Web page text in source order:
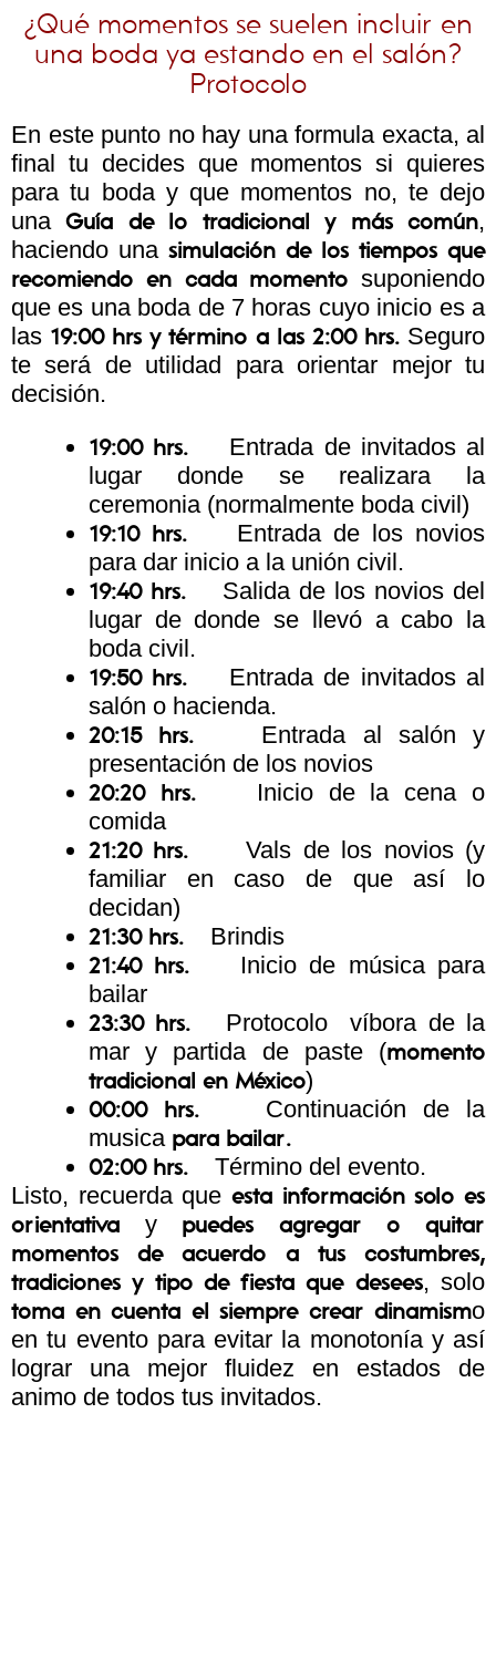
¿Qué momentos se suelen incluir en
una boda ya estando en el salón?
Protocolo
En este punto no hay una formula exacta, al
final tu decides que momentos si quieres
para tu boda y que momentos no, te dejo
unaGuía de lo tradicional y más común,
haciendo una simulación de los tiempos que
recomiendo en cada momento suponiendo
que es una boda de 7 horas cuyo inicio es a
las 19:00 hrs y término a las 2:00 hrs.Seguro
te será de utilidad para orientar mejor tu
decisión.
19:00 hrs.
Entrada de invitados al
lugar donde se realizara la
ceremonia (normalmente boda civil)
19:10 hrs. Entrada de los novios
para dar inicio a la unión civil.
19:40 hrs. Salida de los novios del
lugar de donde se llevó a cabo la
boda civil.
19:50 hrs. Entrada de invitados al
salón o hacienda.
20:15 hrs. Entrada al salón y
presentación de los novios
20:20 hrs. Inicio de la cena o
comida
21:20 hrs.Vals de los novios (y
familiar en caso de que así lo
decidan)
21:30 hrs. Brindis
21:40 hrs. Inicio de música para
bailar
23:30 hrs.
Protocolo víbora de la
mar y partida de paste (momento
tradicional en México)
00:00 hrs. Continuación de la
musica para bailar.
02:00 hrs.
Término del evento.
Listo, recuerda que esta información solo es
orientativa y
puedes agregar o quitar
momentos de acuerdo a tus costumbres,
tradiciones y tipo de fiesta que desees, solo
toma en cuenta el siempre crear dinamismo
en tu evento para evitar la monotonía y así
lograr una mejor fluidez en estados de
animo de todos tus invitados.